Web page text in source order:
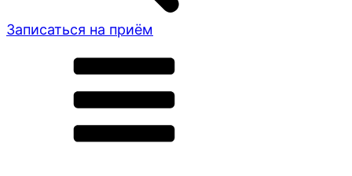
Записаться на приём